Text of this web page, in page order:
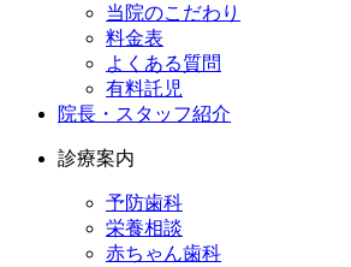
当院のこだわり
料金表
よくある質問
有料託児
院長・スタッフ紹介
診療案内
予防歯科
栄養相談
赤ちゃん歯科